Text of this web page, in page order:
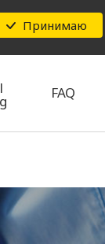
Принимаю
FAQ